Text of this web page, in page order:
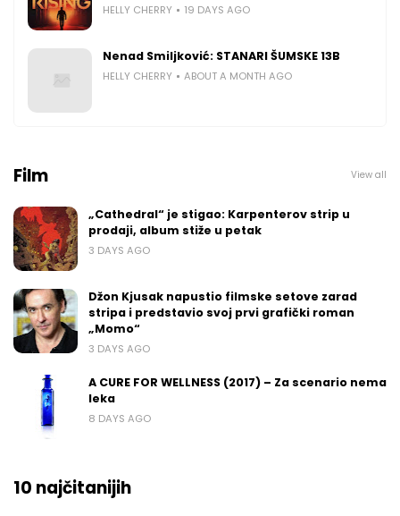
HELLY CHERRY 19 DAYS AGO
Nenad Smiljković: STANARI ŠUMSKE 13B
HELLY CHERRY ABOUT A MONTH AGO
Film View all
„Cathedral“ je stigao: Karpenterov strip u
prodaji, album stiže u petak
3 DAYS AGO
Džon Kjusak napustio filmske setove zarad
stripa i predstavio svoj prvi grafički roman
„Momo“
3 DAYS AGO
A CURE FOR WELLNESS (2017) – Za scenario nema
leka
8 DAYS AGO
10 najčitanijih